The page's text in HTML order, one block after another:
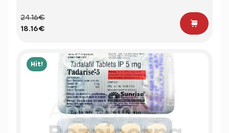
24.16€
18.16€
Hit!